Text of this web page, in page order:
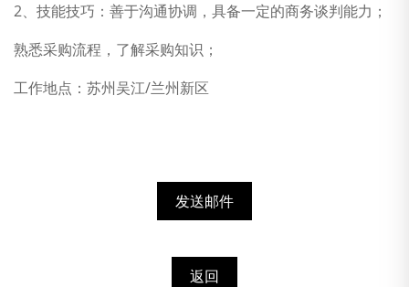
2、技能技巧：善于沟通协调，具备一定的商务谈判能力；
熟悉采购流程，了解采购知识；
工作地点：苏州吴江/兰州新区
发送邮件
返回